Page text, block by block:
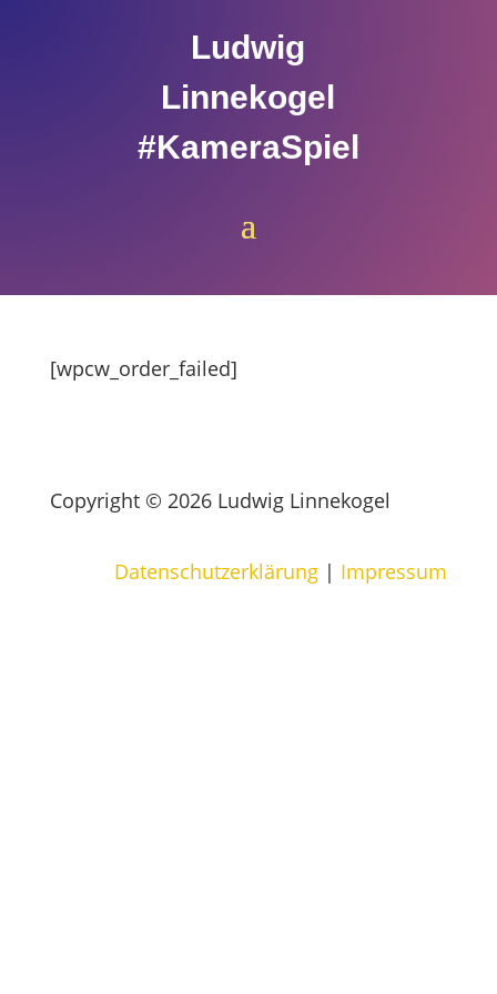
Ludwig
Linnekogel
#KameraSpiel
[wpcw_order_failed]
Copyright © 2026 Ludwig Linnekogel
Datenschutzerklärung | Impressum